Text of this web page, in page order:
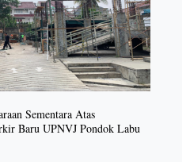
Sementara Atas
Baru UPNVJ Pondok Labu